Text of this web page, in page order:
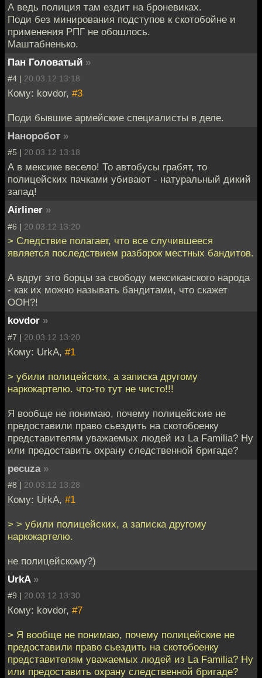
А ведь полиция там ездит на броневиках.
Поди без минирования подступов к скотобойне и
применения РПГ не обошлось.
Маштабненько.
Пан Головатый »
#4 | 20.03.12 13:18
Кому: kovdor, #3
Поди бывшие армейские специалисты в деле.
Наноробот »
#5 | 20.03.12 13:18
А в мексике весело! То автобусы грабят, то
полицейских пачками убивают - натуральный дикий
запад!
Airliner »
#6 | 20.03.12 13:20
> Следствие полагает, что все случившееся
является последствием разборок местных бандитов.
А вдруг это борцы за свободу мексиканского народа
- как их можно называть бандитами, что скажет
ООН?!
kovdor »
#7 | 20.03.12 13:20
Кому: UrkA, #1
> убили полицейских, а записка другому
наркокартелю. что-то тут не чисто!!!
Я вообще не понимаю, почему полицейские не
предоставили право сьездить на скотобоенку
представителям уважаемых людей из La Familia? Ну
или предоставить охрану следственной бригаде?
pecuza »
#8 | 20.03.12 13:28
Кому: UrkA, #1
> > убили полицейских, а записка другому
наркокартелю.
не полицейскому?)
UrkA »
#9 | 20.03.12 13:30
Кому: kovdor, #7
> Я вообще не понимаю, почему полицейские не
предоставили право сьездить на скотобоенку
представителям уважаемых людей из La Familia? Ну
или предоставить охрану следственной бригаде?